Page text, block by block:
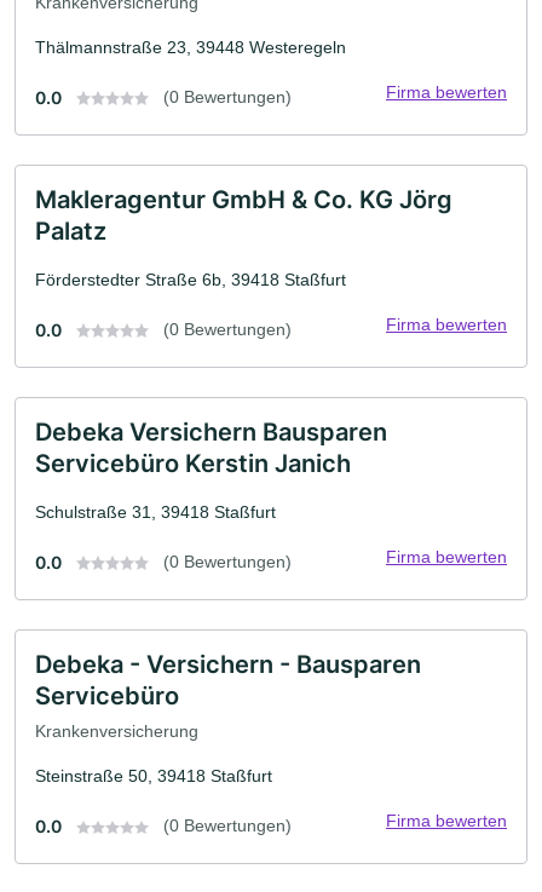
Thälmannstraße 23, 39448 Westeregeln
0.0 (0 Bewertungen) Firma bewerten
Makleragentur GmbH & Co. KG Jörg
Palatz
Förderstedter Straße 6b, 39418 Staßfurt
0.0 (0 Bewertungen) Firma bewerten
Debeka Versichern Bausparen
Servicebüro Kerstin Janich
Schulstraße 31, 39418 Staßfurt
0.0 (0 Bewertungen) Firma bewerten
Debeka - Versichern - Bausparen
Servicebüro
Krankenversicherung
Steinstraße 50, 39418 Staßfurt
0.0 (0 Bewertungen) Firma bewerten